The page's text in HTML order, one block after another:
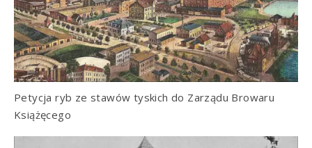
Petycja ryb ze stawów tyskich do Zarządu Browaru
Książęcego